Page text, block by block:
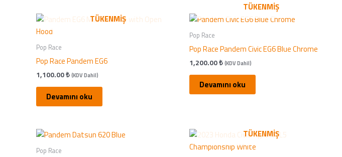
TÜKENMIŞ
Pop Race
Pop Race Pandem EG6
1,100.00₺(KDV Dahil)
Devamını oku
TÜKENMIŞ
Pop Race
Pop Race Pandem Civic EG6 Blue Chrome
1,200.00₺(KDV Dahil)
Devamını oku
Pop Race
TÜKENMIŞ